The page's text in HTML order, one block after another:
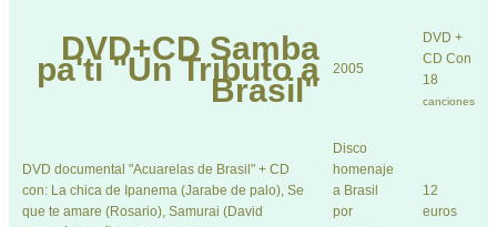
DVD+CD Samba
pa'ti "Un Tributo a
Brasil"
2005
DVD +
CD Con
18
canciones
DVD documental "Acuarelas de Brasil" + CD
con: La chica de Ipanema (Jarabe de palo), Se
que te amare (Rosario), Samurai (David
Disco
homenaje
a Brasil
por
12
euros